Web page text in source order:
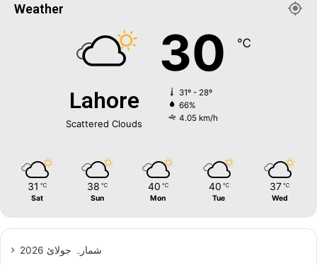
Weather
Lahore
Scattered Clouds
30 ℃
31º - 28º
66%
4.05 km/h
31 ℃
Sat
38 ℃
Sun
40 ℃
Mon
40 ℃
Tue
37 ℃
Wed
شمارہ جولائ 2026